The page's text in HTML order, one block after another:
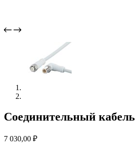
Соединительный
7 030,00 ₽